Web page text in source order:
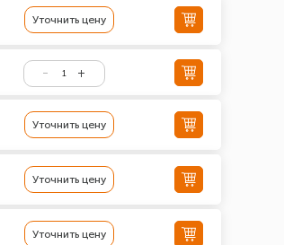
Уточнить цену
Уточнить цену
Уточнить цену
Уточнить цену